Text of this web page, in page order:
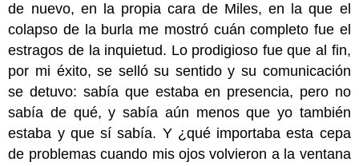
de nuevo, en la propia cara de Miles, en la que el
colapso de la burla me mostró cuán completo fue el
estragos de la inquietud. Lo prodigioso fue que al fin,
por mi éxito, se selló su sentido y su comunicación
se detuvo: sabía que estaba en presencia, pero no
sabía de qué, y sabía aún menos que yo también
estaba y que sí sabía. Y ¿qué importaba esta cepa
de problemas cuando mis ojos volvieron a la ventana